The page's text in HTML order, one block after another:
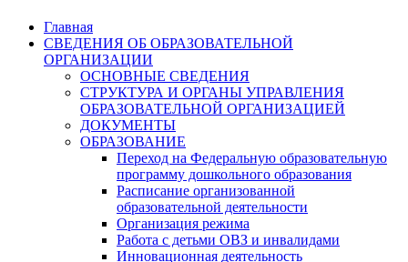
Главная
СВЕДЕНИЯ ОБ ОБРАЗОВАТЕЛЬНОЙ
ОРГАНИЗАЦИИ
ОСНОВНЫЕ СВЕДЕНИЯ
СТРУКТУРА И ОРГАНЫ УПРАВЛЕНИЯ
ОБРАЗОВАТЕЛЬНОЙ ОРГАНИЗАЦИЕЙ
ДОКУМЕНТЫ
ОБРАЗОВАНИЕ
Переход на Федеральную образовательную
программу дошкольного образования
Расписание организованной
образовательной деятельности
Организация режима
Работа с детьми ОВЗ и инвалидами
Инновационная деятельность